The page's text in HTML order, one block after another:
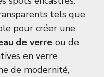
tels que
pour créer une
de verre ou de
en verre
de modernité,